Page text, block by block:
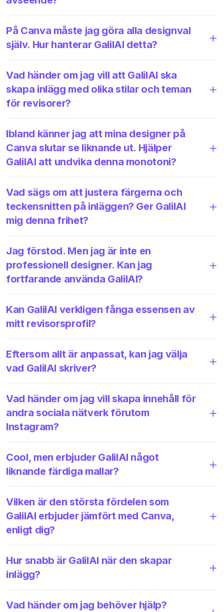
På Canva måste jag göra alla designval
själv. Hur hanterar GalilAI detta?
Vad händer om jag vill att GalilAI ska
skapa inlägg med olika stilar och teman
för revisorer?
Ibland känner jag att mina designer på
Canva slutar se liknande ut. Hjälper
GalilAI att undvika denna monotoni?
Vad sägs om att justera färgerna och
teckensnitten på inläggen? Ger GalilAI
mig denna frihet?
Jag förstod. Men jag är inte en
professionell designer. Kan jag
fortfarande använda GalilAI?
Kan GalilAI verkligen fånga essensen av
mitt revisorsprofil?
Eftersom allt är anpassat, kan jag välja
vad GalilAI skriver?
Vad händer om jag vill skapa innehåll för
andra sociala nätverk förutom
Instagram?
Cool, men erbjuder GalilAI något
liknande färdiga mallar?
Vilken är den största fördelen som
GalilAI erbjuder jämfört med Canva,
enligt dig?
Hur snabb är GalilAI när den skapar
inlägg?
Vad händer om jag behöver hjälp?